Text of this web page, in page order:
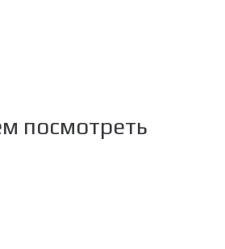
посмотреть